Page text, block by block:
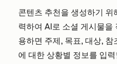
콘텐츠 추천을 생성하기 위
력하여 AI로 소셜 게시물을
용하면 주제, 목표, 대상,
에 대한 상황별 정보를 입